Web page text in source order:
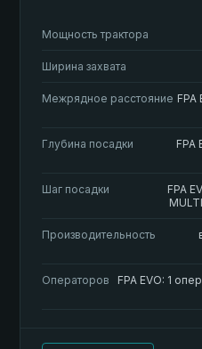
Мощность трактора
Ширина захвата
Межрядное расстояние FPA
Глубина посадки
FPA
Шаг посадки
FPA
Производительность
Операторов
FPA EVO: 1